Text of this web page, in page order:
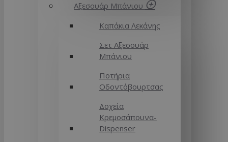
Αξεσουάρ Μπάνιου
Καπάκια Λεκάνης
Σετ Αξεσουάρ
Μπάνιου
Ποτήρια
Οδοντόβουρτσας
Δοχεία
Κρεμοσάπουνα-
Dispenser